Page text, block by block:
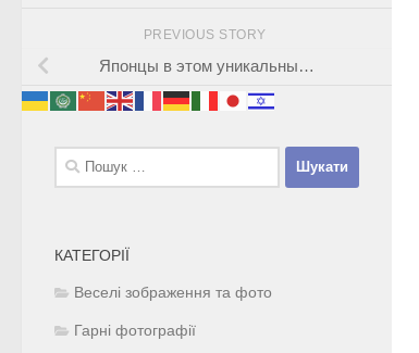
PREVIOUS STORY
Японцы в этом уникальны…
Пошук:
КАТЕГОРІЇ
Веселі зображення та фото
Гарні фотографії